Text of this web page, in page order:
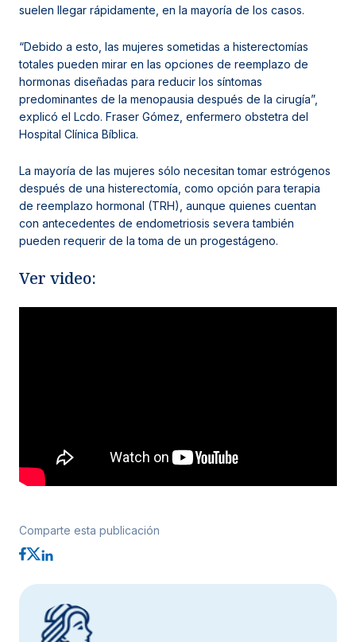
suelen llegar rápidamente, en la mayoría de los casos.
“Debido a esto, las mujeres sometidas a histerectomías
totales pueden mirar en las opciones de reemplazo de
hormonas diseñadas para reducir los síntomas
predominantes de la menopausia después de la cirugía”,
explicó el Lcdo. Fraser Gómez, enfermero obstetra del
Hospital Clínica Bíblica.
La mayoría de las mujeres sólo necesitan tomar estrógenos
después de una histerectomía, como opción para terapia
de reemplazo hormonal (TRH), aunque quienes cuentan
con antecedentes de endometriosis severa también
pueden requerir de la toma de un progestágeno.
Ver video:
Comparte esta publicación